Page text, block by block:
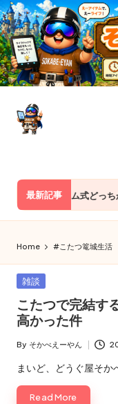
Skip
to
content
ぐ
屋
そ
か
べ
え
ー
や
ん
も“え
や
ん”が
も
ん
教
え
で！
最新記事
湿機とドラム式どっちが正
Home #こたつ篭城生活
Posted
雑談
こたつで完結す
高かった件
Posted
by
By そかべえーやん
まいど、どうぐ屋そか
Read More